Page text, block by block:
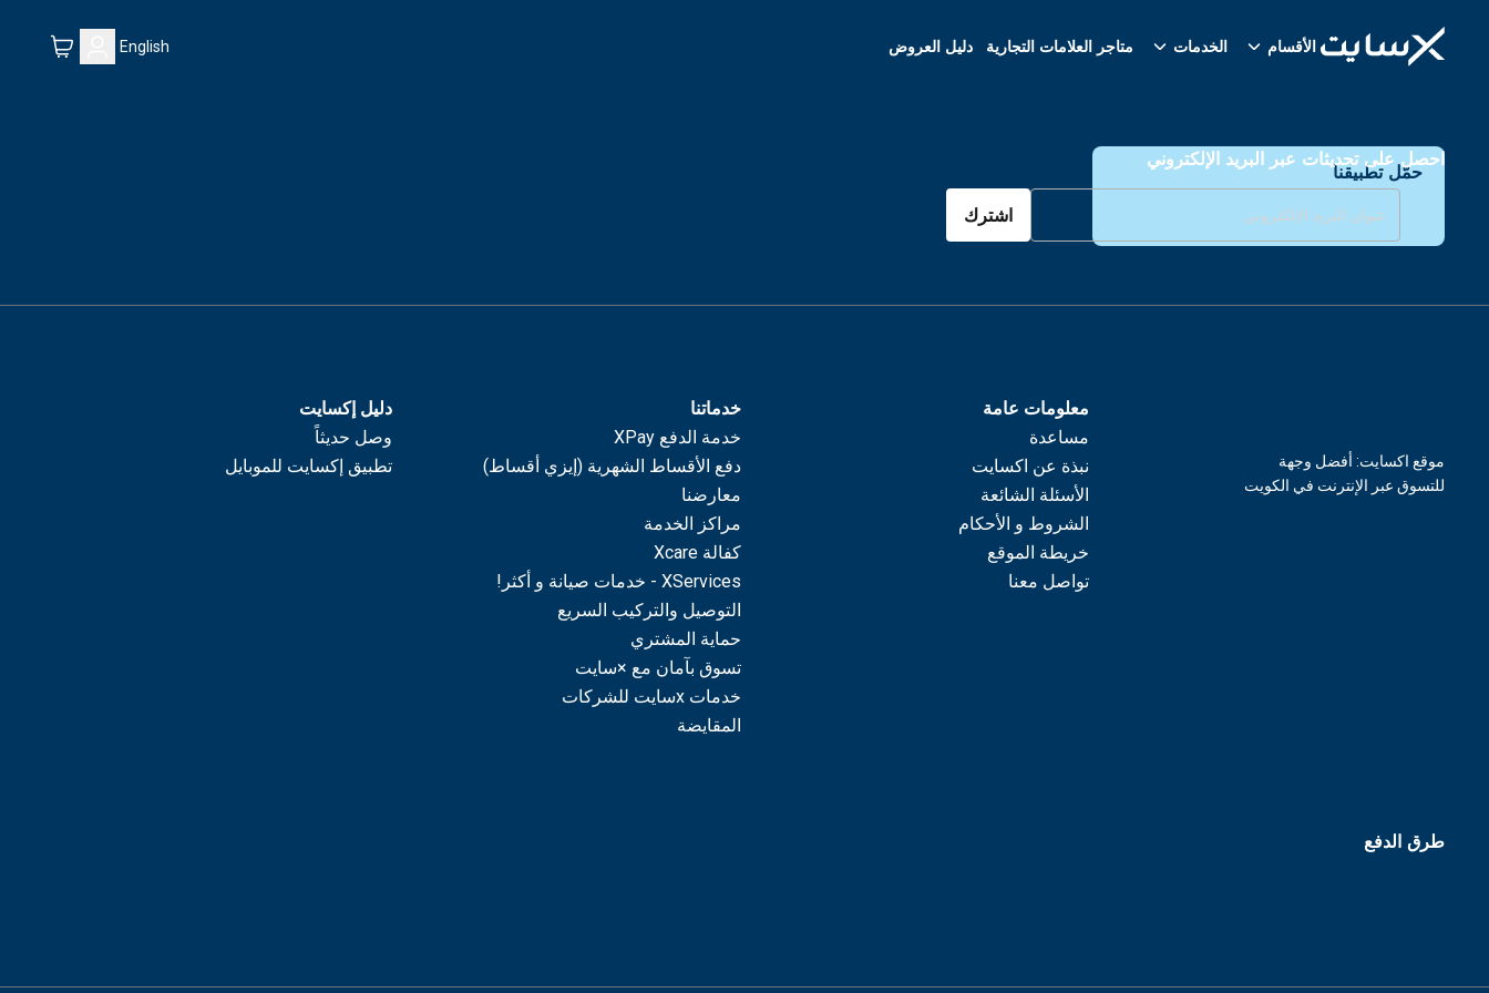
الأقسام الخدمات متاجر العلامات التجارية دليل العروض English
حمّل تطبيقنا
احصل على تحديثات عبر البريد الإلكتروني
اشترك
معلومات عامة
مساعدة
نبذة عن اكسايت
الأسئلة الشائعة
الشروط و الأحكام
خريطة الموقع
تواصل معنا
خدماتنا
خدمة الدفع XPay
دفع الأقساط الشهرية (إيزي أقساط)
معارضنا
مراكز الخدمة
كفالة Xcare
XServices - خدمات صيانة و أكثر!
التوصيل والتركيب السريع
حماية المشتري
تسوق بآمان مع ×سايت
خدمات xسايت للشركات
المقايضة
دليل إكسايت
وصل حديثاً
تطبيق إكسايت للموبايل
موقع اكسايت: أفضل وجهة
للتسوق عبر الإنترنت في الكويت
طرق الدفع